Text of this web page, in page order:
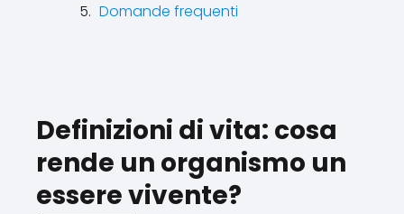
Domande frequenti
Definizioni di vita: cosa
rende un organismo un
essere vivente?